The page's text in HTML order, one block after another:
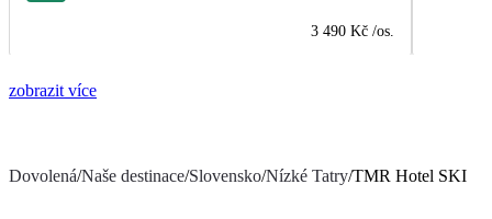
3 490 Kč /os.
zobrazit více
Dovolená/Naše destinace/Slovensko/Nízké Tatry/TMR Hotel SKI